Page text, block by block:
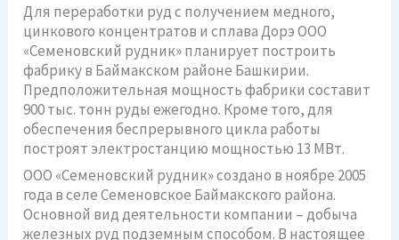
Для переработки руд с получением медного,
цинкового концентратов и сплава Дорэ ООО
«Семеновский рудник» планирует построить
фабрику в Баймакском районе Башкирии.
Предположительная мощность фабрики составит
900 тыс. тонн руды ежегодно. Кроме того, для
обеспечения беспрерывного цикла работы
построят электростанцию мощностью 13 МВт.
ООО «Семеновский рудник» создано в ноябре 2005
года в селе Семеновское Баймакского района.
Основной вид деятельности компании – добыча
железных руд подземным способом. В настоящее